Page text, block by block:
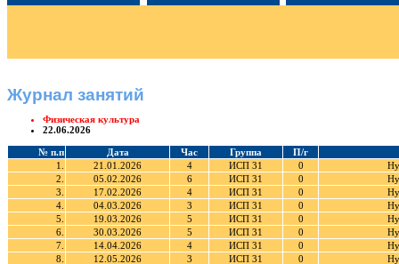
Журнал занятий
Физическая культура
22.06.2026
№ п.п Дата Час Группа
П/г
1.
21.01.2026 4 ИСП 31 0
2.
05.02.2026 6 ИСП 31 0
3.
17.02.2026 4 ИСП 31 0
4.
04.03.2026 3 ИСП 31 0
5.
19.03.2026 5 ИСП 31 0
6.
30.03.2026 5 ИСП 31 0
7.
14.04.2026 4 ИСП 31 0
8.
12.05.2026 3 ИСП 31 0